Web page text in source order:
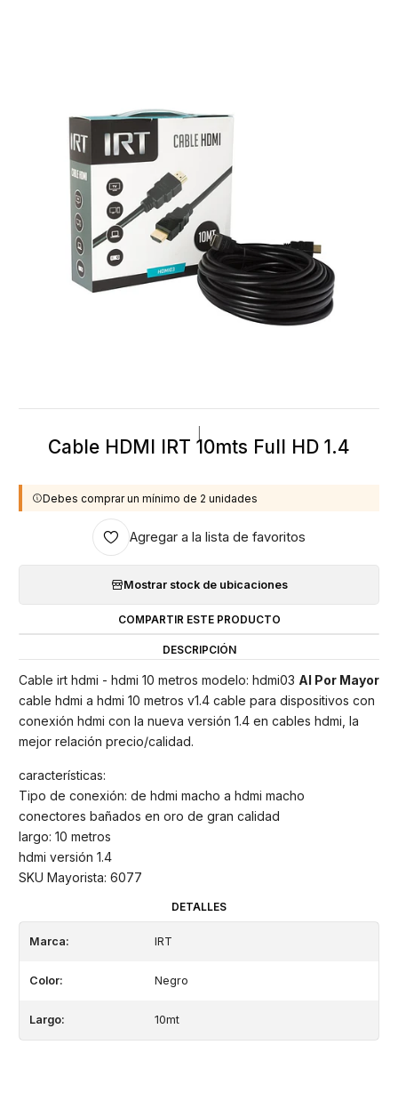
Cable HDMI IRT 10mts Full HD 1.4
Debes comprar un mínimo de 2 unidades
Agregar a la lista de favoritos
Mostrar stock de ubicaciones
COMPARTIR ESTE PRODUCTO
DESCRIPCIÓN
Cable irt hdmi - hdmi 10 metros modelo: hdmi03 Al Por Mayor
cable hdmi a hdmi 10 metros v1.4 cable para dispositivos con
conexión hdmi con la nueva versión 1.4 en cables hdmi, la
mejor relación precio/calidad.
características:
Tipo de conexión: de hdmi macho a hdmi macho
conectores bañados en oro de gran calidad
largo: 10 metros
hdmi versión 1.4
SKU Mayorista: 6077
DETALLES
Marca: IRT
Color: Negro
Largo: 10mt